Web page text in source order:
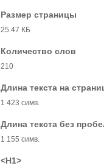
Размер страницы
25.47 КБ
Количество слов
210
Длина текста на
1 423 симв.
Длина текста без
1 155 симв.
<H1>